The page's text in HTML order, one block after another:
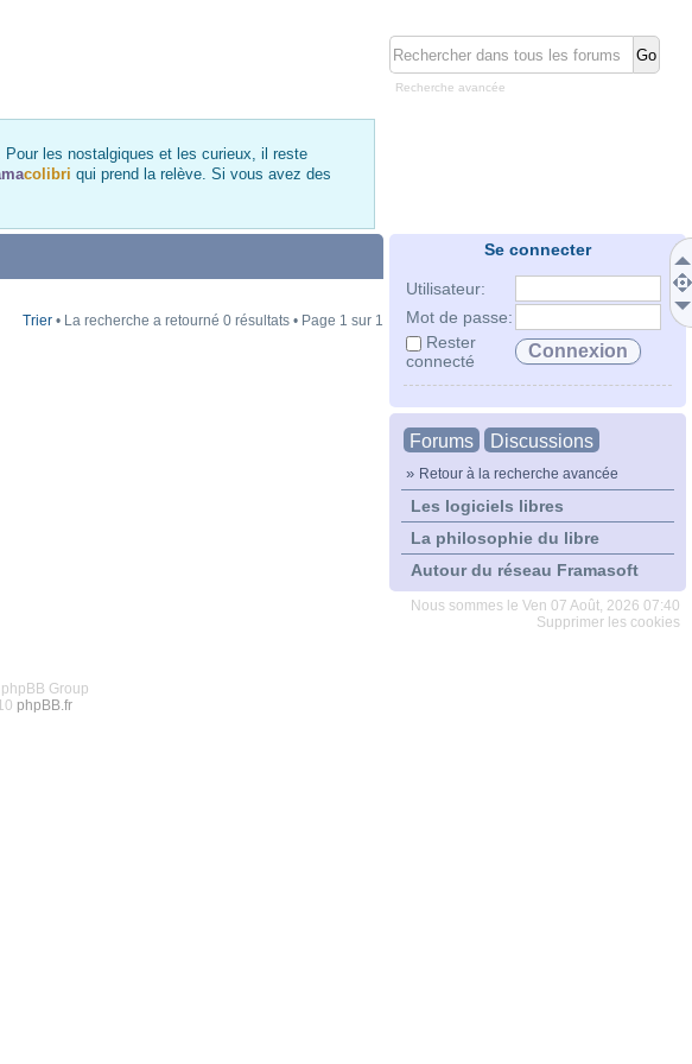
Recherche avancée
les nostalgiques et les curieux, il reste
colibri qui prend la relève. Si vous avez des
Se connecter
Utilisateur:
Mot de passe:
Rester
connecté
Forums Discussions
» Retour à la recherche avancée
Les logiciels libres
La philosophie du libre
Autour du réseau Framasoft
Nous sommes le Ven 07 Août, 2026 07:40
Supprimer les cookies
Trier • La recherche a retourné 0 résultats • Page 1 sur 1
Group
phpBB.fr